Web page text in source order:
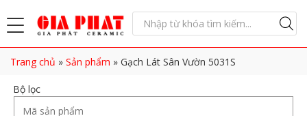
Trang chủ » Sản phẩm » Gạch Lát Sân Vườn 5031S
Bộ lọc